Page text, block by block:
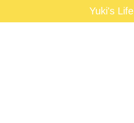
Yuki's LifeYuki's Life